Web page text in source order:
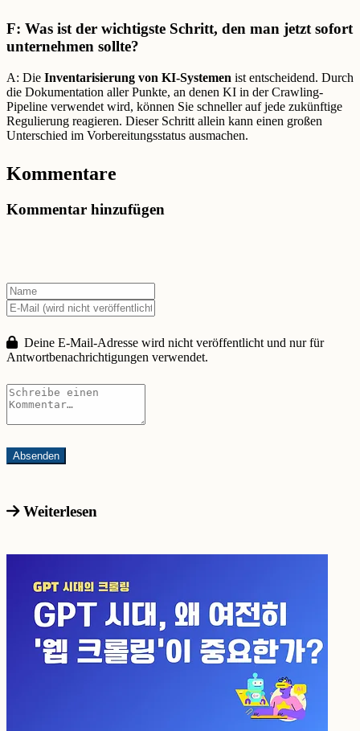
F: Was ist der wichtigste Schritt, den man jetzt sofort
unternehmen sollte?
A: Die Inventarisierung von KI-Systemen ist entscheidend. Durch
die Dokumentation aller Punkte, an denen KI in der Crawling-
Pipeline verwendet wird, können Sie schneller auf jede zukünftige
Regulierung reagieren. Dieser Schritt allein kann einen großen
Unterschied im Vorbereitungsstatus ausmachen.
Kommentare
Kommentar hinzufügen
Deine E-Mail-Adresse wird nicht veröffentlicht und nur für
Antwortbenachrichtigungen verwendet.
Weiterlesen